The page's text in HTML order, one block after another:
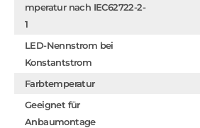
mperatur nach IEC62722-2-
1
LED-Nennstrom bei
Konstantstrom
Farbtemperatur
Geeignet für
Anbaumontage